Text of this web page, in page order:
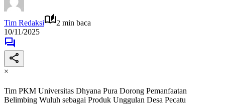
Tim Redaksi
2 min baca
10/11/2025
×
Tim PKM Universitas Dhyana Pura Dorong Pemanfaatan
Belimbing Wuluh sebagai Produk Unggulan Desa Pecatu